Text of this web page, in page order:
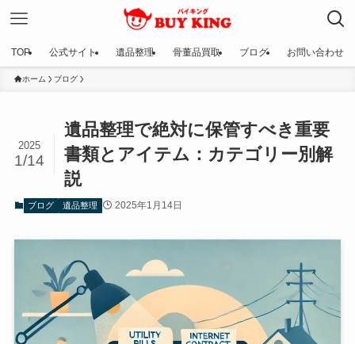
TOP 公式サイト 遺品整理 骨董品買取 ブログ お問い合わせ
ホーム ブログ
遺品整理で絶対に保管すべき重要
書類とアイテム：カテゴリー別解
説
2025
1/14
ブログ 遺品整理 2025年1月14日